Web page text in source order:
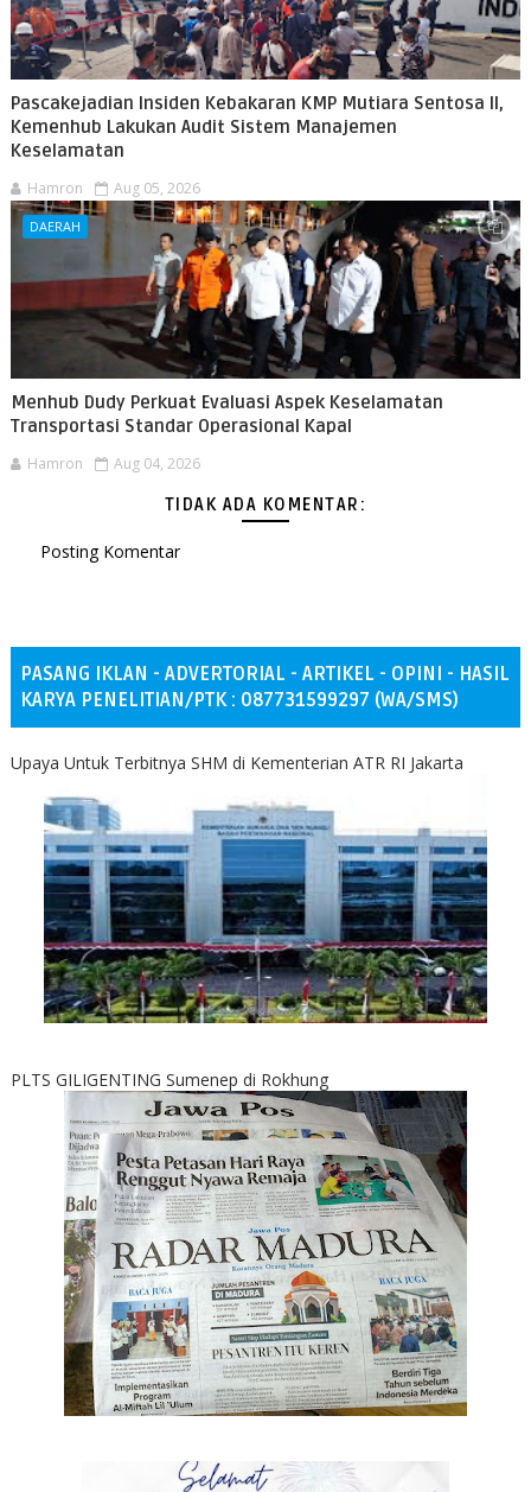
Pascakejadian Insiden Kebakaran KMP Mutiara Sentosa II,
Kemenhub Lakukan Audit Sistem Manajemen
Keselamatan
Hamron Aug 05, 2026
DAERAH
Menhub Dudy Perkuat Evaluasi Aspek Keselamatan
Transportasi Standar Operasional Kapal
Hamron Aug 04, 2026
TIDAK ADA KOMENTAR:
Posting Komentar
PASANG IKLAN - ADVERTORIAL - ARTIKEL - OPINI - HASIL
KARYA PENELITIAN/PTK : 087731599297 (WA/SMS)
Upaya Untuk Terbitnya SHM di Kementerian ATR RI Jakarta
PLTS GILIGENTING Sumenep di Rokhung